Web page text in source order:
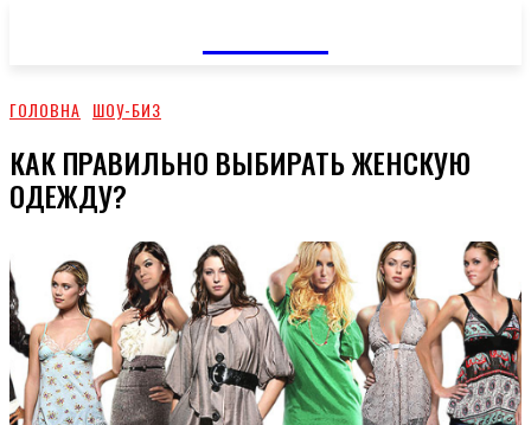
ГОЛОВНА ШОУ-БИЗ
КАК ПРАВИЛЬНО ВЫБИРАТЬ ЖЕНСКУЮ
ОДЕЖДУ?